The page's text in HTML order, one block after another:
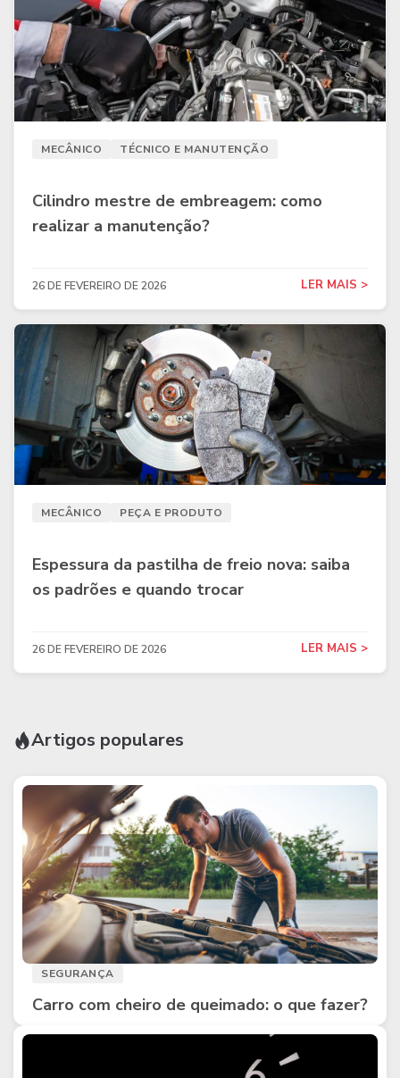
MECÂNICO TÉCNICO E MANUTENÇÃO
Cilindro mestre de embreagem: como
realizar a manutenção?
26 DE FEVEREIRO DE 2026 LER MAIS >
MECÂNICO PEÇA E PRODUTO
Espessura da pastilha de freio nova: saiba
os padrões e quando trocar
26 DE FEVEREIRO DE 2026 LER MAIS >
Artigos populares
SEGURANÇA
Carro com cheiro de queimado: o que fazer?